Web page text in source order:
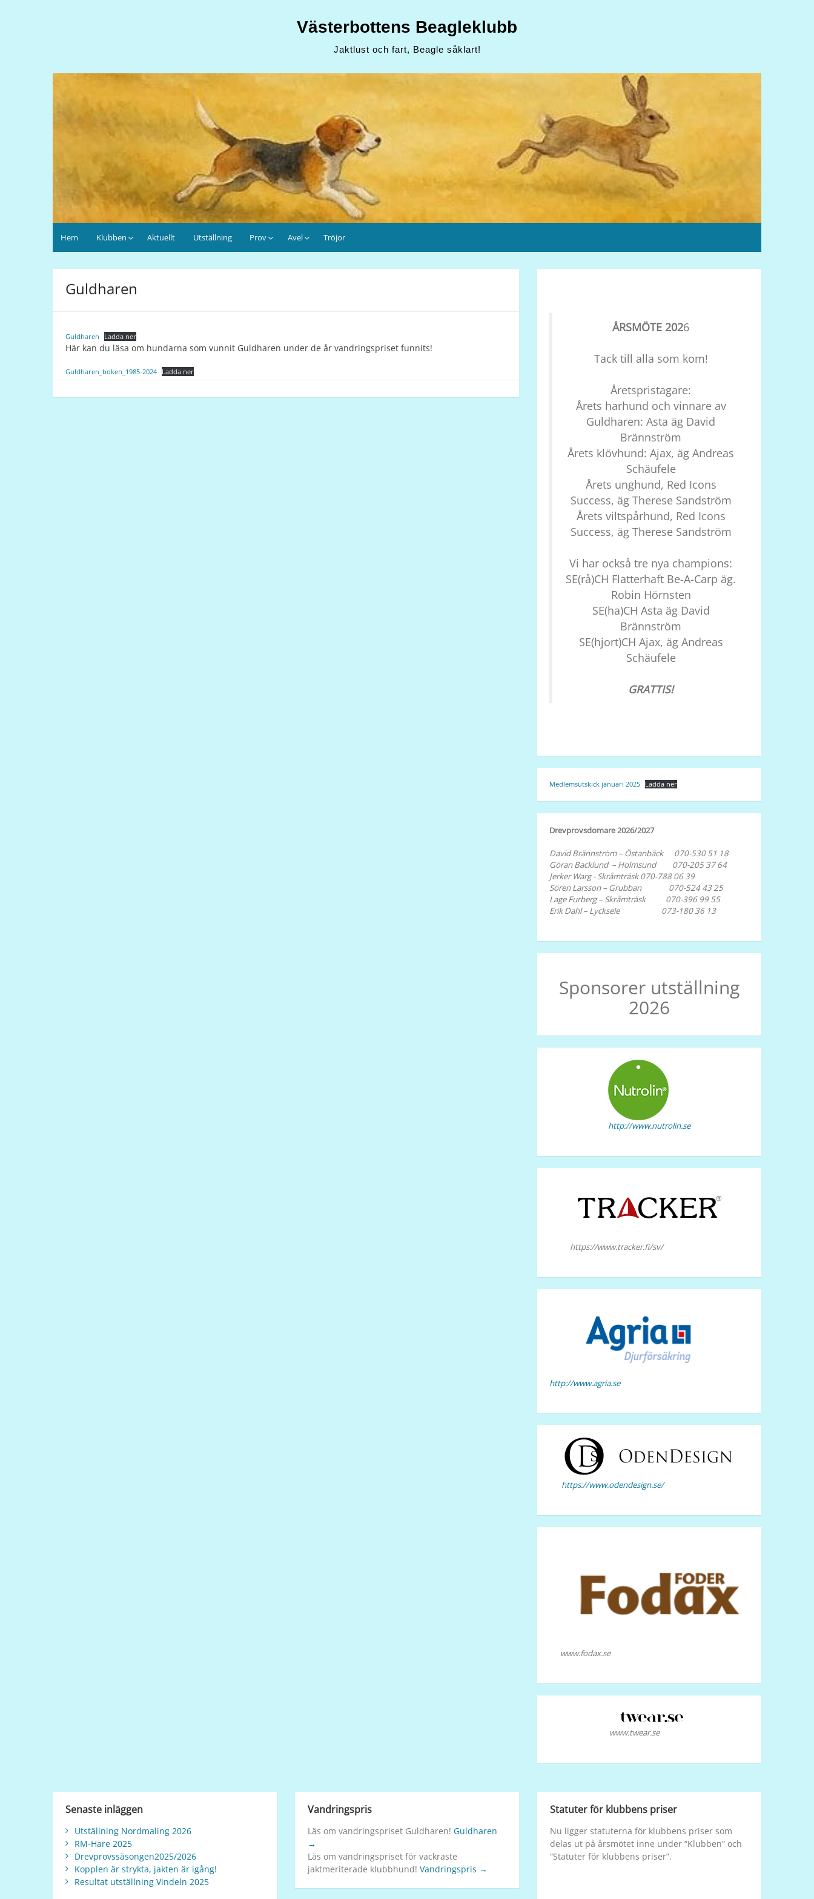
Västerbottens Beagleklubb
Jaktlust och fart, Beagle såklart!
Hem Klubben Aktuellt Utställning Prov Avel Tröjor
Guldharen
Guldharen Ladda ner
Här kan du läsa om hundarna som vunnit Guldharen under de år vandringspriset funnits!
Guldharen_boken_1985-2024 Ladda ner
ÅRSMÖTE 2026
Tack till alla som kom!
Åretspristagare:
Årets harhund och vinnare av
Guldharen: Asta äg David
Brännström
Årets klövhund: Ajax, äg Andreas
Schäufele
Årets unghund, Red Icons
Success, äg Therese Sandström
Årets viltspårhund, Red Icons
Success, äg Therese Sandström
Vi har också tre nya champions:
SE(rå)CH Flatterhaft Be-A-Carp äg.
Robin Hörnsten
SE(ha)CH Asta äg David
Brännström
SE(hjort)CH Ajax, äg Andreas
Schäufele
GRATTIS!
Medlemsutskick januari 2025 Ladda ner
Drevprovsdomare 2026/2027
David Brännström – Östanbäck 070-530 51 18
Göran Backlund – Holmsund 070-205 37 64
Jerker Warg - Skråmträsk 070-788 06 39
Sören Larsson – Grubban 070-524 43 25
Lage Furberg – Skråmträsk 070-396 99 55
Erik Dahl – Lycksele 073-180 36 13
Sponsorer utställning
2026
http://www.nutrolin.se
https://www.tracker.fi/sv/
http://www.agria.se
https://www.odendesign.se/
www.fodax.se
www.twear.se
Senaste inläggen
Utställning Nordmaling 2026
RM-Hare 2025
Drevprovssäsongen2025/2026
Kopplen är strykta, jakten är igång!
Resultat utställning Vindeln 2025
Vandringspris
Läs om vandringspriset Guldharen! Guldharen
→
Läs om vandringspriset för vackraste
jaktmeriterade klubbhund! Vandringspris →
Statuter för klubbens priser
Nu ligger statuterna för klubbens priser som
delas ut på årsmötet inne under “Klubben” och
“Statuter för klubbens priser”.